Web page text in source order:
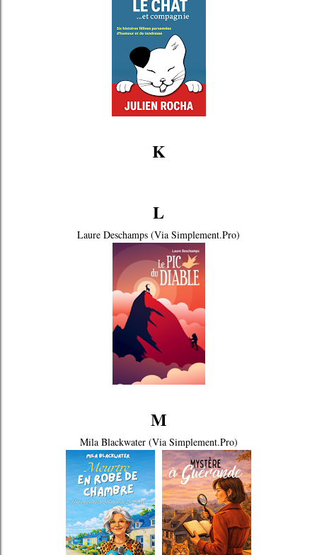
K
L
Laure Deschamps (Via Simplement.Pro)
M
Mila Blackwater (Via Simplement.Pro)